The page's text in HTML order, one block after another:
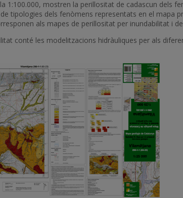
1:100.000, mostren la perillositat de cadascun dels
tipologies dels fenòmens representats en el mapa
als mapes de perillositat per inundabilitat i
conté les modelitzacions hidràuliques per als